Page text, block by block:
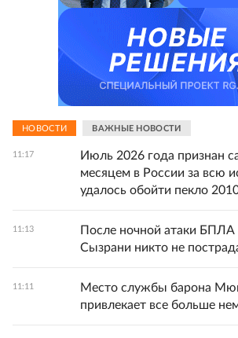
НОВОСТИ ВАЖНЫЕ НОВОСТИ
11:17
Июль 2026 года признан
месяцем в России за всю
удалось обойти пекло
11:13
После ночной атаки БПЛА
Сызрани никто не
11:11
Место службы барона
привлекает все больше